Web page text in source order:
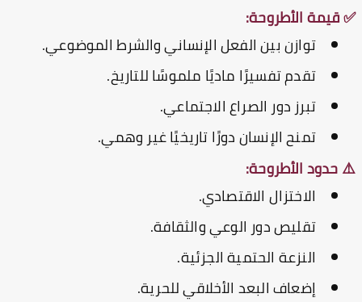
قيمة الأطروحة:
توازن بين الفعل الإنساني والشرط الموضوعي.
تقدم تفسيرًا ماديًا ملموسًا للتاريخ.
تبرز دور الصراع الاجتماعي.
تمنح الإنسان دورًا تاريخيًا غير وهمي.
الأطروحة:
الاختزال الاقتصادي.
تقليص دور الوعي والثقافة.
النزعة الحتمية الجزئية.
إضعاف البعد الأخلاقي للحرية.